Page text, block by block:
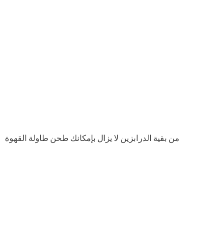
من بقية الدرابزين لا يزال بإمكانك طحن طاولة القهوة